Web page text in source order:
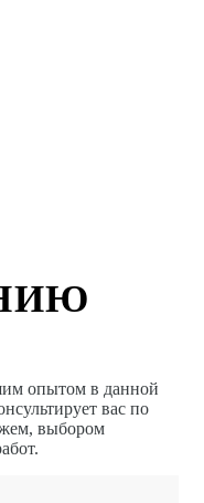
опытом в данной
вас по
выбором